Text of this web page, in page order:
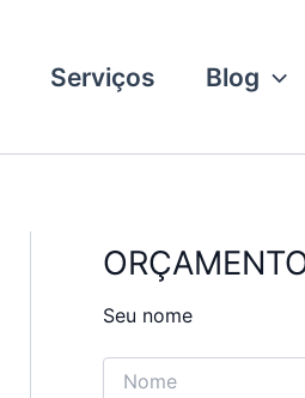
Serviços Blog
Seu nome